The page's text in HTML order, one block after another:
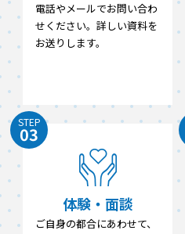
電話やメールでお問い合わ
せください。詳しい資料を
お送りします。
STEP
03
体験・面談
ご自身の都合にあわせて、